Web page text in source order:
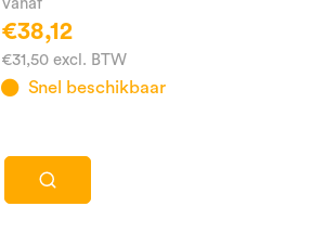
Vanaf
€38,12
€31,50 excl. BTW
Snel beschikbaar